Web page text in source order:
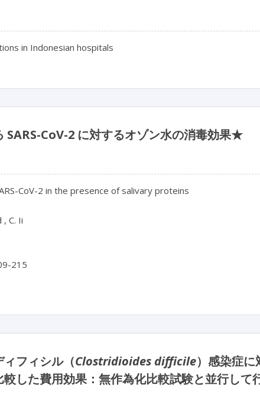
in Indonesian hospitals
SARS-CoV-2 に対するオゾン水の消毒効果★
CoV-2 in the presence of salivary proteins
, C. Ii
フィシル（Clostridioides difficile）感染症
した費用効果：無作為化比較試験と並行して